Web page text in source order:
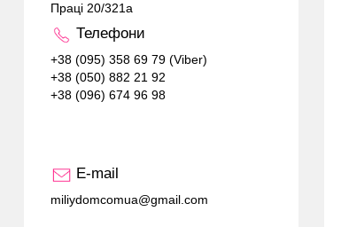
Праці 20/321а
Телефони
+38 (095) 358 69 79 (Viber)
+38 (050) 882 21 92
+38 (096) 674 96 98
E-mail
miliydomcomua@gmail.com